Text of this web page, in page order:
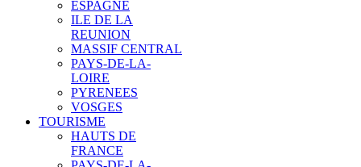
ESPAGNE
ILE DE LA
REUNION
MASSIF CENTRAL
PAYS-DE-LA-
LOIRE
PYRENEES
VOSGES
TOURISME
HAUTS DE
FRANCE